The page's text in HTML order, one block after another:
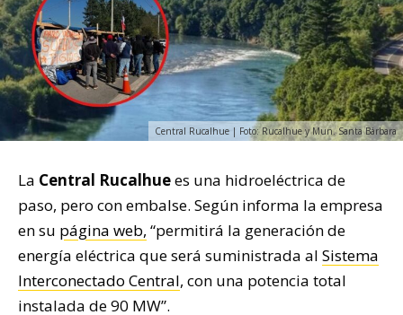
Central Rucalhue | Foto: Rucalhue y Mun. Santa Bárbara
La Central Rucalhuees una hidroeléctrica de
paso, pero con embalse. Según informa la empresa
en su página web, “permitirá la generación de
energía eléctrica que será suministrada al Sistema
Interconectado Central, con una potencia total
instalada de 90 MW”.